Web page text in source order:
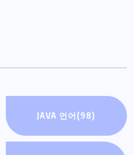
JAVA 언어(98)